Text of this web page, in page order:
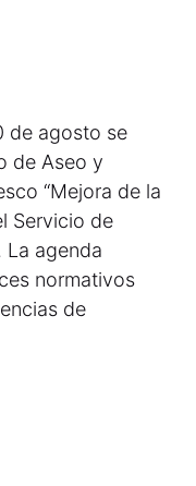
de agosto se
de Aseo y
“Mejora de la
Servicio de
La agenda
normativos
de